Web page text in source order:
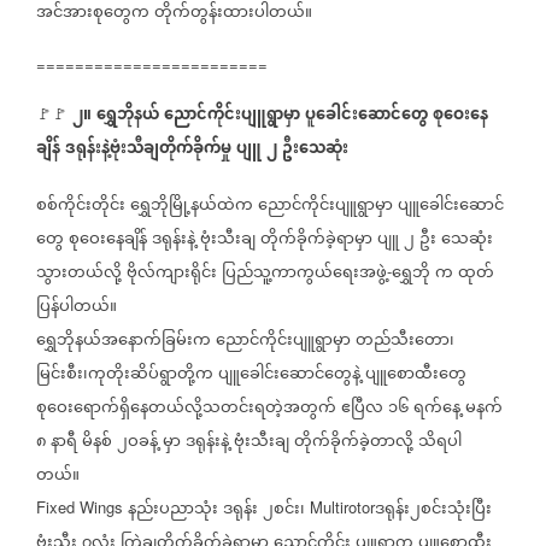
အင်အားစုတွေကတိုက်တွန်းထားပါတယ်။
========================
🚩🚩 ၂။ရွှေဘိုနယ်ညောင်ကိုင်းပျူရွာမှာပူခေါင်းဆောင်တွေစုဝေးနေ
ချိန်ဒရုန်းနဲ့ဗုံးသီချတိုက်ခိုက်မှုပျူ၂ဦးသေဆုံး
စစ်ကိုင်းတိုင်းရွှေဘိုမြို့နယ်ထဲကညောင်ကိုင်းပျူရွာမှာပျူခေါင်းဆောင်
တွေစုဝေးနေချိန်ဒရုန်းနဲ့ဗုံးသီးချတိုက်ခိုက်ခဲ့ရာမှာပျူ၂ ဦးသေဆုံး
သွားတယ်လို့ဗိုလ်ကျားရိုင်း ပြည်သူ့ကာကွယ်ရေးအဖွဲ့-ရွှေဘိုကထုတ်
ပြန်ပါတယ်။
ရွှေဘိုနယ်အနောက်ခြမ်းကညောင်ကိုင်းပျူရွာမှာတည်သီးတော၊
မြင်းစီး၊ကုတိုးဆိပ်ရွာတို့ကပျူခေါင်းဆောင်တွေနဲ့ပျူစောထီးတွေ
စုဝေးရောက်ရှိနေတယ်လို့သတင်းရတဲ့အတွက်ဧပြီလ ၁၆ရက်နေ့မနက်
၈နာရီမိနစ်၂ဝခန့်မှာဒရုန်းနဲ့ဗုံးသီးချတိုက်ခိုက်ခဲ့တာလို့သိရပါ
တယ်။
Fixed Wings နည်းပညာသုံးဒရုန်း၂စင်း၊ Multirotorဒရုန်း၂စင်းသုံးပြီး